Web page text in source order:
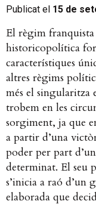
Publicat el 15 de
El règim
historicopolítica
característiques
altres règims
més el singularitza
trobem en les
sorgiment, ja que
a partir d’una
poder per part
determinat. El seu
s’inicia a raó d’un
elaborada que